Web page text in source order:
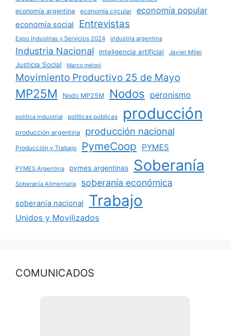
economía argentina economía circular economía popular
economía social Entrevistas
Expo Industrias y Servicios 2024 industria argentina
Industria Nacional inteligencia artificial Javier Milei
Justicia Social Marco meloni
Movimiento Productivo 25 de Mayo
MP25M Nodo MP25M Nodos peronismo
política industrial políticas públicas producción
producción argentina producción nacional
Producción y Trabajo PymeCoop PYMES
PYMES Argentina pymes argentinas Soberanía
Soberanía Alimentaria soberanía económica
soberanía nacional Trabajo
Unidos y Movilizados
COMUNICADOS